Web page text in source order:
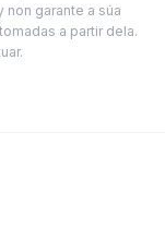
garante a súa
a partir dela.